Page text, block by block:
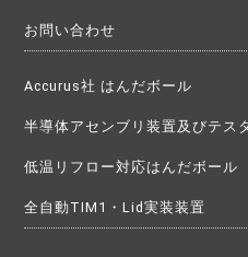
お問い合わせ
Accurus社 はんだボール
半導体アセンブリ装置及びテス
低温リフロー対応はんだボール
全自動TIM1・Lid実装装置